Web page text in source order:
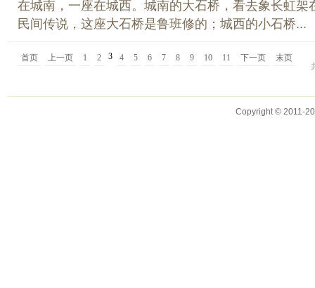
在城南，一座在城西。城南的大石桥，看去象长虹架
民间传说，这座大石桥是鲁班修的；城西的小石桥...
首页 上一页 1 2 3 4 5 6 7 8 9 10 11 下一页
末页
Copyright © 2011-